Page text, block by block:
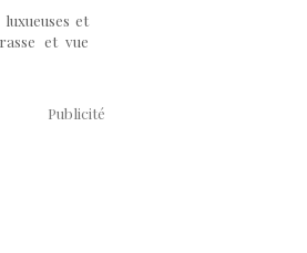
et
et vue
Publicité